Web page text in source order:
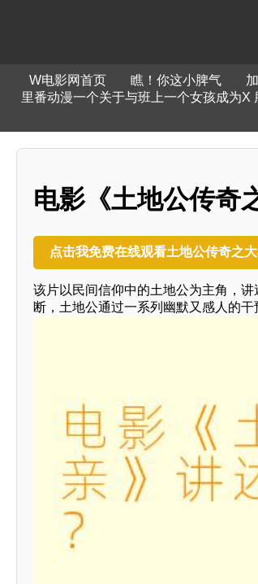
W电影网首页 瞧！你这小脾气
里番动漫一个关于与班上一个女孩成为X
电影《土地公传奇
点击我免费在线观看土地公传奇之
该片以民间信仰中的土地公为主角，
断，土地公通过一系列幽默又感人的